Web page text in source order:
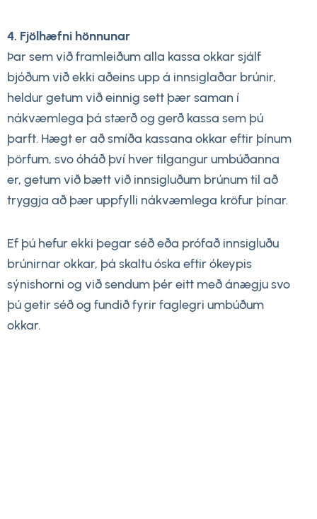
4. Fjölhæfni hönnunar
Þar sem við framleiðum alla kassa okkar sjálf
bjóðum við ekki aðeins upp á innsiglaðar brúnir,
heldur getum við einnig sett þær saman í
nákvæmlega þá stærð og gerð kassa sem þú
þarft. Hægt er að smíða kassana okkar eftir þínum
þörfum, svo óháð því hver tilgangur umbúðanna
er, getum við bætt við innsigluðum brúnum til að
tryggja að þær uppfylli nákvæmlega kröfur þínar.
Ef þú hefur ekki þegar séð eða prófað innsigluðu
brúnirnar okkar, þá skaltu óska eftir ókeypis
sýnishorni og við sendum þér eitt með ánægju svo
þú getir séð og fundið fyrir faglegri umbúðum
okkar.